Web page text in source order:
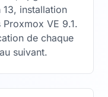
13, installation
VE 9.1.
de chaque
suivant.